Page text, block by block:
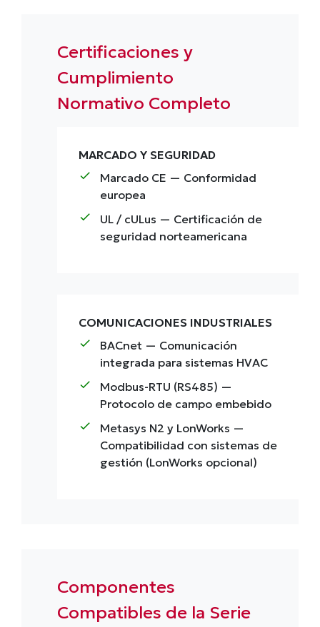
Certificaciones y
Cumplimiento
Normativo Completo
MARCADO Y SEGURIDAD
check Marcado CE — Conformidad
europea
check UL / cULus — Certificación de
seguridad norteamericana
COMUNICACIONES INDUSTRIALES
check BACnet — Comunicación
integrada para sistemas HVAC
check Modbus-RTU (RS485) —
Protocolo de campo embebido
check Metasys N2 y LonWorks —
Compatibilidad con sistemas de
gestión (LonWorks opcional)
Componentes
Compatibles de la Serie